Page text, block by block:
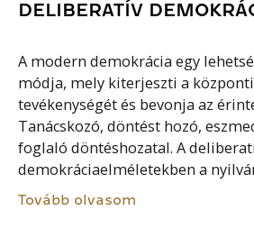
DELIBERATÍV
A modern demokrácia egy
módja, mely kiterjeszti a
tevékenységét és bevonja az
Tanácskozó, döntést hozó,
foglaló döntéshozatal. A
demokráciaelméletekben a
Tovább olvasom